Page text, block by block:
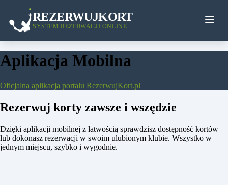
REZERWUJKORT
SYSTEM REZERWACJI ONLINE
Aplikacja Mobilna
Oficjalna aplikacja portalu RezerwujKort.pl
Rezerwuj korty zawsze i wszędzie
Dzięki aplikacji mobilnej z łatwością sprawdzisz dostępność kortów
lub dokonasz rezerwacji w swoim ulubionym klubie. Wszystko w
jednym miejscu, szybko i wygodnie.